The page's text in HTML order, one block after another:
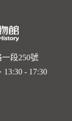
段250號
- 17:30